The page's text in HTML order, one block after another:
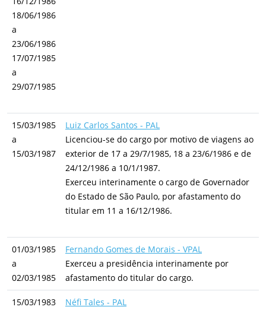
18/06/1986
a
23/06/1986
17/07/1985
a
29/07/1985
15/03/1985
a
15/03/1987
Luiz Carlos Santos - PAL
Licenciou-se do cargo por motivo de viagens ao
exterior de 17 a 29/7/1985, 18 a 23/6/1986 e de
24/12/1986 a 10/1/1987.
Exerceu interinamente o cargo de Governador
do Estado de São Paulo, por afastamento do
titular em 11 a 16/12/1986.
01/03/1985
a
02/03/1985
Fernando Gomes de Morais - VPAL
Exerceu a presidência interinamente por
afastamento do titular do cargo.
15/03/1983
Néfi Tales - PAL